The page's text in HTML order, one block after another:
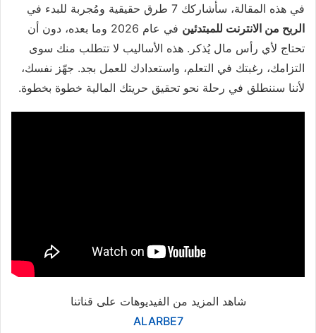
في هذه المقالة، سأشاركك 7 طرق حقيقية ومُجربة للبدء في
الربح من الانترنت للمبتدئين
في عام 2026 وما بعده، دون أن
تحتاج لأي رأس مال يُذكر. هذه الأساليب لا تتطلب منك سوى
التزامك، رغبتك في التعلم، واستعدادك للعمل بجد. جهّز نفسك،
لأننا سننطلق في رحلة نحو تحقيق حريتك المالية خطوة بخطوة.
شاهد المزيد من الفيديوهات على قناتنا
ALARBE7